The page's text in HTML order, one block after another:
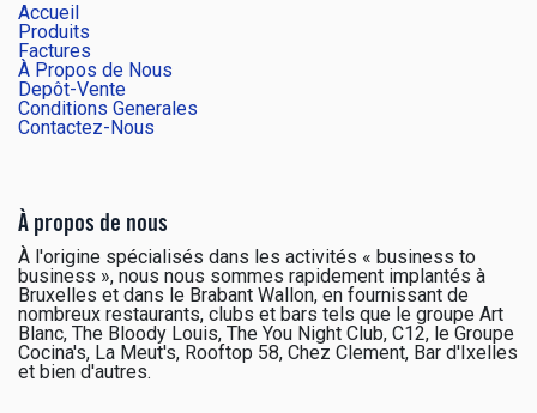
Accueil
Produits
Factures
À Propos de Nous
Depôt-Vente
Conditions Generales
Contactez-Nous
À propos de nous
À l'origine spécialisés dans les activités « business to
business », nous nous sommes rapidement implantés à
Bruxelles et dans le Brabant Wallon, en fournissant de
nombreux restaurants, clubs et bars tels que le groupe Art
Blanc, The Bloody Louis, The You Night Club, C12, le Groupe
Cocina's, La Meut's, Rooftop 58, Chez Clement, Bar d'Ixelles
et bien d'autres.